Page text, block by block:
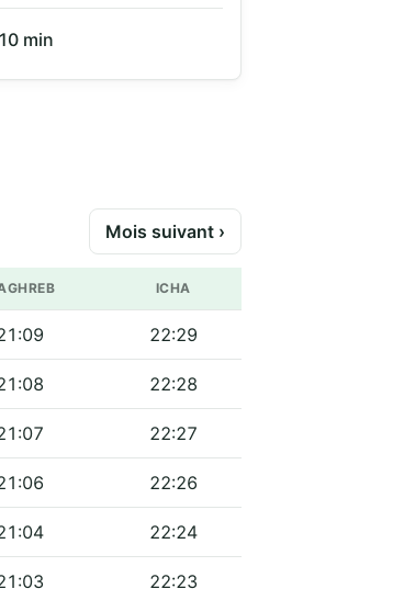
min
Mois suivant ›
ICHA
22:29
22:28
22:27
22:26
22:24
22:23